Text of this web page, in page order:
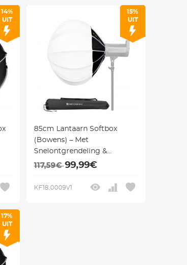
14%
UIT
15%
UIT
85cm Lantaarn Softbox
(Bowens) – Met
Snelontgrendeling &
Draagtas – Voor Speedlite en
117,59€99,99€
KF18.0009V1
17%
UIT